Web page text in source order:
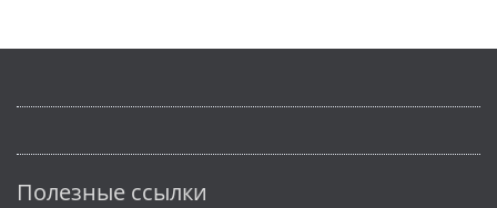
Полезные ссылки